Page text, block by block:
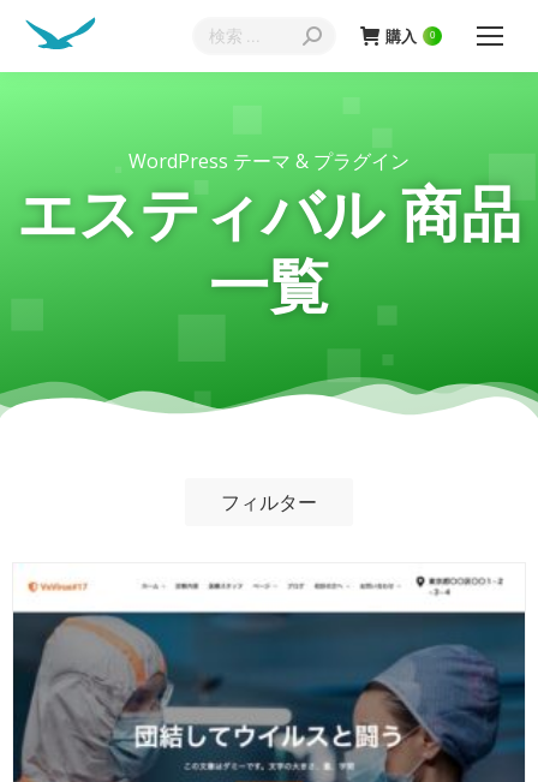
購入 0
WordPress テーマ & プラグイン
エスティバル 商品
一覧
フィルター